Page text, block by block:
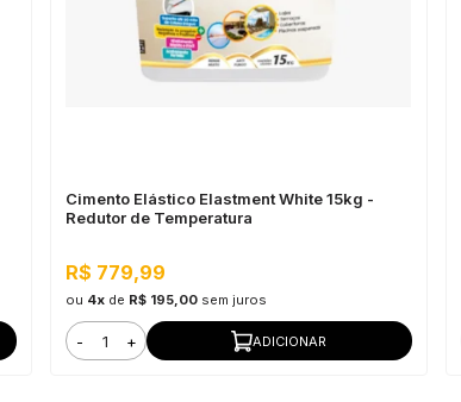
Cimento Elástico Elastment White 15kg -
Redutor de Temperatura
R$ 779,99
ou 4xde R$ 195,00 sem juros
- + ADICIONAR